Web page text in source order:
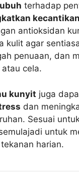
terhadap
antioksidan
kulit agar
penuaan, dan
cela.
kunyit juga
dan
Sesuai
untuk
harian.